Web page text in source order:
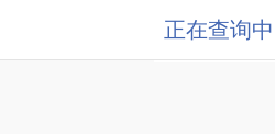
正在查询中